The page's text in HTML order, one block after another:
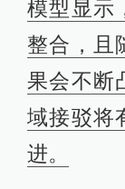
模型显示
整合，且
果会不断
域接驳将
进。